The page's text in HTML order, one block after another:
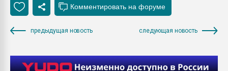
предыдущая новость следующая новость